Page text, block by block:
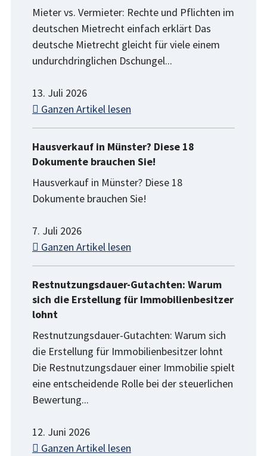
Mieter vs. Vermieter: Rechte und Pflichten im
deutschen Mietrecht einfach erklärt Das
deutsche Mietrecht gleicht für viele einem
undurchdringlichen Dschungel...
13. Juli 2026
Ganzen Artikel lesen
Hausverkauf in Münster? Diese 18
Dokumente brauchen Sie!
Hausverkauf in Münster? Diese 18
Dokumente brauchen Sie!
7. Juli 2026
Ganzen Artikel lesen
Restnutzungsdauer-Gutachten: Warum
sich die Erstellung für Immobilienbesitzer
lohnt
Restnutzungsdauer-Gutachten: Warum sich
die Erstellung für Immobilienbesitzer lohnt
Die Restnutzungsdauer einer Immobilie spielt
eine entscheidende Rolle bei der steuerlichen
Bewertung...
12. Juni 2026
Ganzen Artikel lesen